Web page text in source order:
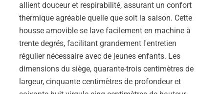
allient douceur et respirabilité, assurant un confort
thermique agréable quelle que soit la saison. Cette
housse amovible se lave facilement en machine à
trente degrés, facilitant grandement l'entretien
régulier nécessaire avec de jeunes enfants. Les
dimensions du siège, quarante-trois centimètres de
largeur, cinquante centimètres de profondeur et